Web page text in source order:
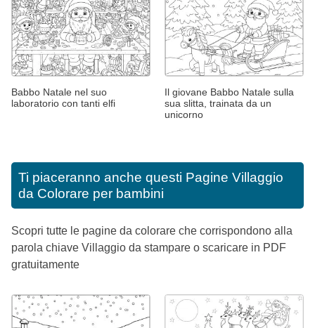
Babbo Natale nel suo
laboratorio con tanti elfi
Il giovane Babbo Natale sulla
sua slitta, trainata da un
unicorno
Ti piaceranno anche questi Pagine Villaggio
da Colorare per bambini
Scopri tutte le pagine da colorare che corrispondono alla
parola chiave Villaggio da stampare o scaricare in PDF
gratuitamente